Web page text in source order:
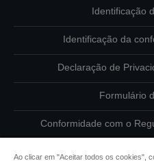
Identificação
Identificação da
Declaração de
Formulário
Conformidade com o
Ao clicar em "Aceitar todos os cookies",